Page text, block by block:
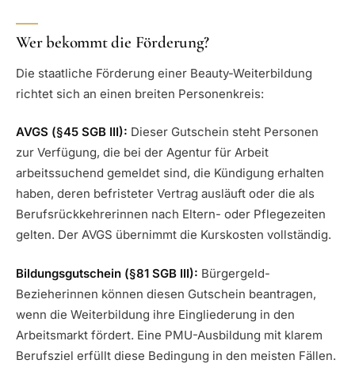
Wer bekommt die Förderung?
Die staatliche Förderung einer Beauty-Weiterbildung
richtet sich an einen breiten Personenkreis:
AVGS (§45 SGB III): Dieser Gutschein steht Personen
zur Verfügung, die bei der Agentur für Arbeit
arbeitssuchend gemeldet sind, die Kündigung erhalten
haben, deren befristeter Vertrag ausläuft oder die als
Berufsrückkehrerinnen nach Eltern- oder Pflegezeiten
gelten. Der AVGS übernimmt die Kurskosten vollständig.
Bildungsgutschein (§81 SGB III): Bürgergeld-
Bezieherinnen können diesen Gutschein beantragen,
wenn die Weiterbildung ihre Eingliederung in den
Arbeitsmarkt fördert. Eine PMU-Ausbildung mit klarem
Berufsziel erfüllt diese Bedingung in den meisten Fällen.